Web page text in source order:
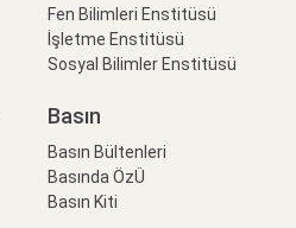
Fen Bilimleri Enstitüsü
İşletme Enstitüsü
Sosyal Bilimler Enstitüsü
Basın
Basın Bültenleri
Basında ÖzÜ
Basın Kiti